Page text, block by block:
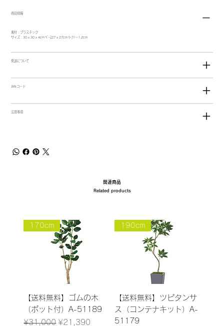
商品情報
素材：プラスチック
サイズ：30 x 30 x 4cm ﾍﾞｰｽ27 x 27cm ﾘｰﾌ1～1.2cm
発送について
JANコード
注意事項
関連商品
Related products
170cm
【送料無料】ゴムの木
（ポット付）A-51189
Regular Price
¥31,000 Sale Price
¥21,390
190cm
【送料無料】ツピタンサ
ス（コンテナキット）A-
51179